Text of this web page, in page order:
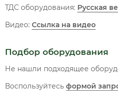
ТДС оборудования: Русская
Видео: Ссылка на видео
Подбор оборудования
Не нашли подходящее
Воспользуйтесь формой